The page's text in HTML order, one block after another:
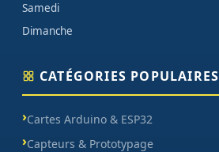
Samedi
Dimanche
CATÉGORIES POPULAIRES
Cartes Arduino & ESP32
Capteurs & Prototypage